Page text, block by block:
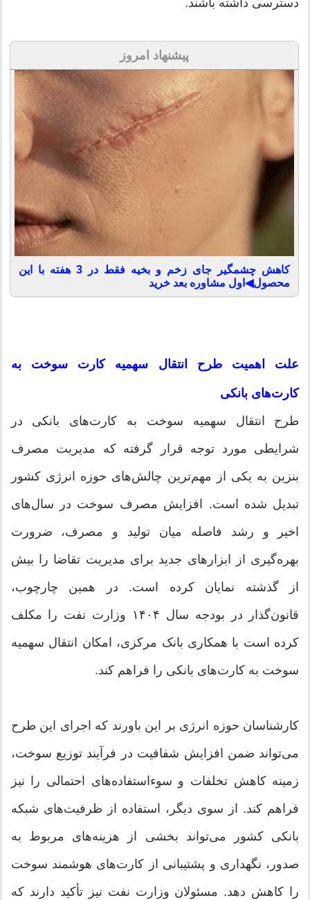
پیشنهاد امروز
کاهش چشمگیر جای زخم و بخیه فقط در 3 هفته با این
محصول◀اول مشاوره بعد خرید
علت اهمیت طرح انتقال سهمیه کارت سوخت به
کارت‌های بانکی
طرح انتقال سهمیه سوخت به کارت‌های بانکی در
شرایطی مورد توجه قرار گرفته که مدیریت مصرف
بنزین به یکی از مهم‌ترین چالش‌های حوزه انرژی کشور
تبدیل شده است. افزایش مصرف سوخت در سال‌های
اخیر و رشد فاصله میان تولید و مصرف، ضرورت
بهره‌گیری از ابزارهای جدید برای مدیریت تقاضا را بیش
از گذشته نمایان کرده است. در همین چارچوب،
قانون‌گذار در بودجه سال ۱۴۰۴ وزارت نفت را مکلف
کرده است با همکاری بانک مرکزی، امکان انتقال سهمیه
سوخت به کارت‌های بانکی را فراهم کند.
کارشناسان حوزه انرژی بر این باورند که اجرای این طرح
می‌تواند ضمن افزایش شفافیت در فرآیند توزیع سوخت،
زمینه کاهش تخلفات و سوءاستفاده‌های احتمالی را نیز
فراهم کند. از سوی دیگر، استفاده از ظرفیت‌های شبکه
بانکی کشور می‌تواند بخشی از هزینه‌های مربوط به
صدور، نگهداری و پشتیبانی از کارت‌های هوشمند سوخت
را کاهش دهد. مسئولان وزارت نفت نیز تأکید دارند که